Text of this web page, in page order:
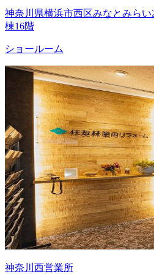
神奈川県横浜市西区みなとみらい
棟16階
ショールーム
神奈川西営業所